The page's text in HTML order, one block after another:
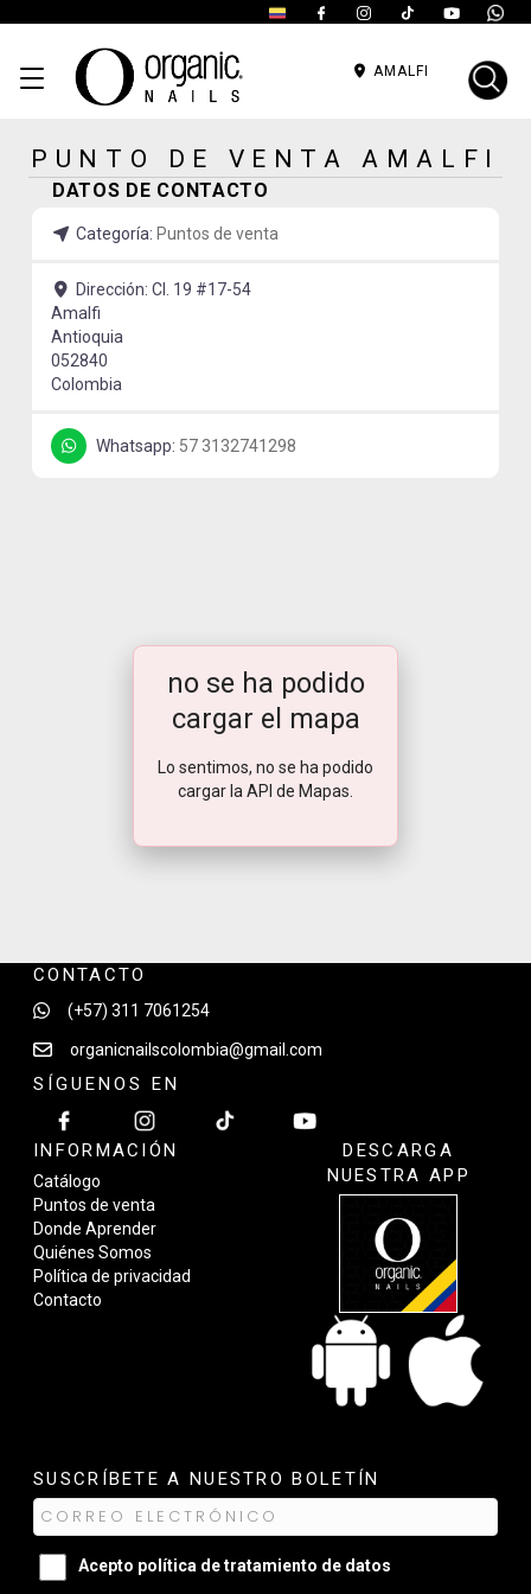
AMALFI
PUNTO DE VENTA AMALFI
DATOS DE CONTACTO
Categoría: Puntos de venta
Dirección: Cl. 19 #17-54
Amalfi
Antioquia
052840
Colombia
Whatsapp: 57 3132741298
no se ha podido
cargar el mapa
Lo sentimos, no se ha podido
cargar la API de Mapas.
CONTACTO
(+57) 311 7061254
organicnailscolombia@gmail.com
SÍGUENOS EN
INFORMACIÓN
Catálogo
Puntos de venta
Donde Aprender
Quiénes Somos
Política de privacidad
Contacto
DESCARGA
NUESTRA APP
SUSCRÍBETE A NUESTRO BOLETÍN
Acepto política de tratamiento de datos